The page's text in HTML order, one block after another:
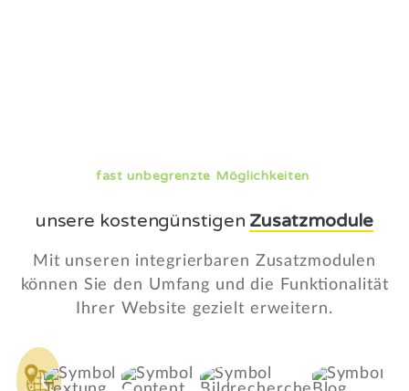
fast unbegrenzte Möglichkeiten
unsere kostengünstigen Zusatzmodule
Mit unseren integrierbaren Zusatzmodulen
können Sie den Umfang und die Funktionalität
Ihrer Website gezielt erweitern.